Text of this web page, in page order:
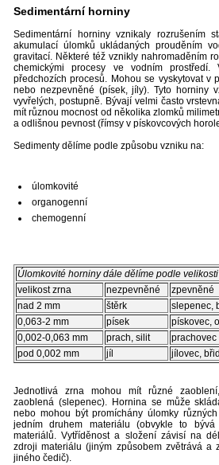
Sedimentární horniny
Sedimentární horniny vznikaly rozrušením
akumulací úlomků ukládaných prouděním
gravitací. Některé též vznikly nahromaděním
chemickými procesy ve vodním prostředí.
předchozích procesů. Mohou se vyskytovat v
nebo nezpevněné (písek, jíly). Tyto horniny
vyvřelých, postupně. Bývají velmi často
mít různou mocnost od několika zlomků
a odlišnou pevnost (římsy v pískovcových
Sedimenty dělíme podle způsobu vzniku na:
úlomkovité
organogenní
chemogenní
Úlomkovité horniny dále dělíme podle
velikost zrna
nezpevněné
zpevněné
nad 2 mm
štěrk
slepenec,
0,063-2 mm
písek
pískovec,
0,002-0,063 mm
prach, silit
prachovec
pod 0,002 mm
jíl jílovec,
Jednotlivá zrna mohou mít různé
zaoblená (slepenec). Hornina se může
nebo mohou být promíchány úlomky
jedním druhem materiálu (obvykle to
materiálů. Vytříděnost a složení závisí na
zdroji materiálu (jiným způsobem zvětrává
jiného čedič).